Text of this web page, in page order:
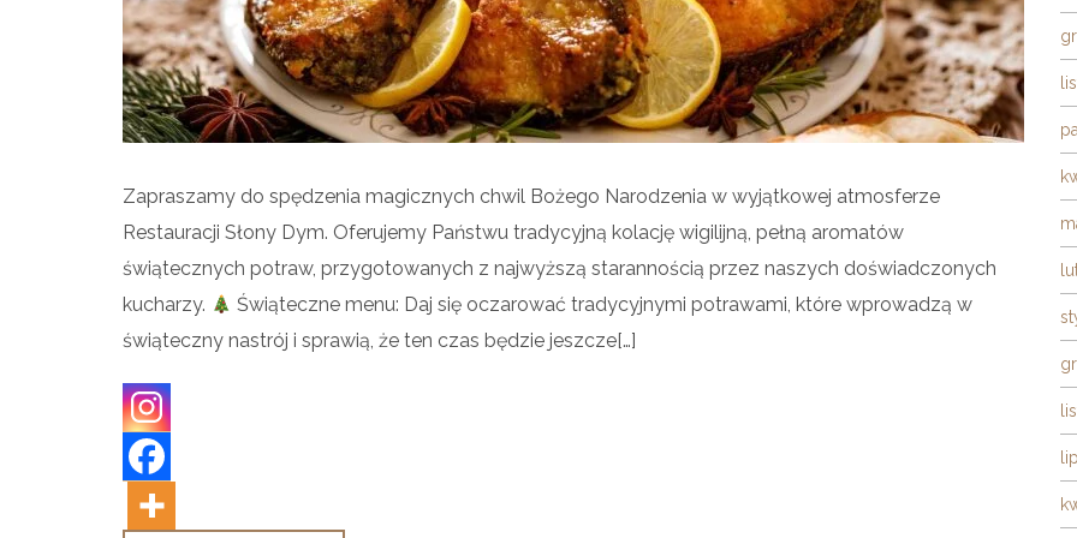
Zapraszamy do spędzenia magicznych chwil Bożego Narodzenia w wyjątkowej atmosferze
Restauracji Słony Dym. Oferujemy Państwu tradycyjną kolację wigilijną, pełną aromatów
świątecznych potraw, przygotowanych z najwyższą starannością przez naszych doświadczonych
kucharzy.
Świąteczne menu: Daj się oczarować tradycyjnymi potrawami, które wprowadzą w
świąteczny nastrój i sprawią, że ten czas będzie jeszcze[…]